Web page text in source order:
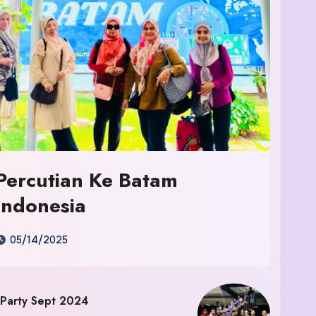
Ke Batam
05/14/2025
Sept 2024